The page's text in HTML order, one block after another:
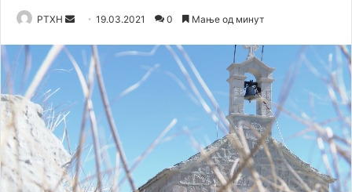
РТХН
Send
email
19.03.2021 0 Мање од минут